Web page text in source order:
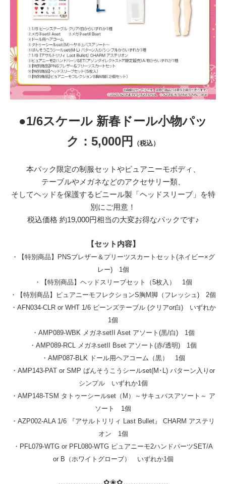
●1/6スケール 新春ドール小物パッ
ク：5,000円
（税込）
本パック限定の制服セットやピュアニーモボディ、
テーブルやメガネなどのアクセサリー類、
そしてヘッドを保護するビニール製「ヘッドスリーブ」を特
別にご用意！
税込価格 約19,000円相当の大変お得なパックです♪
【セット内容】
・【特別商品】PNSブレザー＆プリーツスカートセット(ネイビー×グ
レー) 1個
・【特別商品】ヘッドスリーブセット（5枚入） 1個
・【特別商品】ピュアニーモフレクションS胸M脚（フレッシュ) 2個
・AFN034-CLR or WHT 1/6 ビーンズテーブル (クリアor白) いずれか
1個
・AMP089-WBK メガネsetII Aset アソート(黒/白) 1個
・AMP089-RCL メガネsetII Bset アソート(赤/透明) 1個
・AMP087-BLK ドール用ヘアコーム（黒） 1個
・AMP143-PAT or SMP ばんそうこうシールset(M･L) パターン入りor
シンプル いずれか1個
・AMP148-TSM タトゥーシールset（M）～サキュバスアソート～ ア
ソート 1個
・AZP002-ALA 1/6 『アサルトリリィ Last Bullet』 CHARM アステリ
オン 1個
・PFL079-WTG or PFL080-WTG ピュアニーモ2ハンドパーツSET/A
or B（ホワイトグローブ） いずれか1個